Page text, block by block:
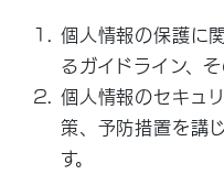
個人情報の保護に
るガイドライン、
個人情報のセキュ
策、予防措置を講
す。